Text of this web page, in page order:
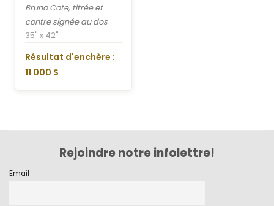
Bruno Cote, titrée et
contre signée au dos
35" x 42"
Résultat d'enchère :
11 000 $
Rejoindre notre infolettre!
Email